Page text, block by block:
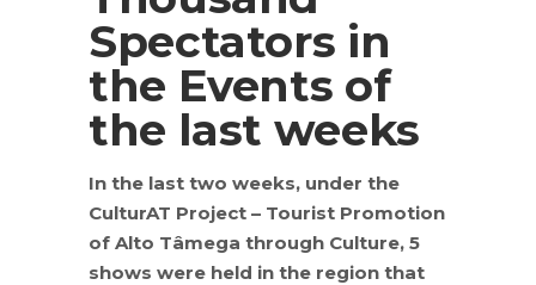
Spectators in
the Events of
the last weeks
In the last two weeks, under the
CulturAT Project – Tourist Promotion
of Alto Tâmega through Culture, 5
shows were held in the region that